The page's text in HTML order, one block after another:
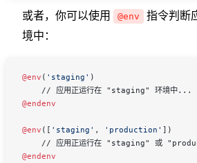
或者，你可以使用 @env
指令判断
境中：
@env ( 'staging' )
    // 应用正运行在 "staging" 环境中...
@endenv
@env ([ 'staging' , 'production' ])
// 应用正运行在 "staging" 或
@endenv